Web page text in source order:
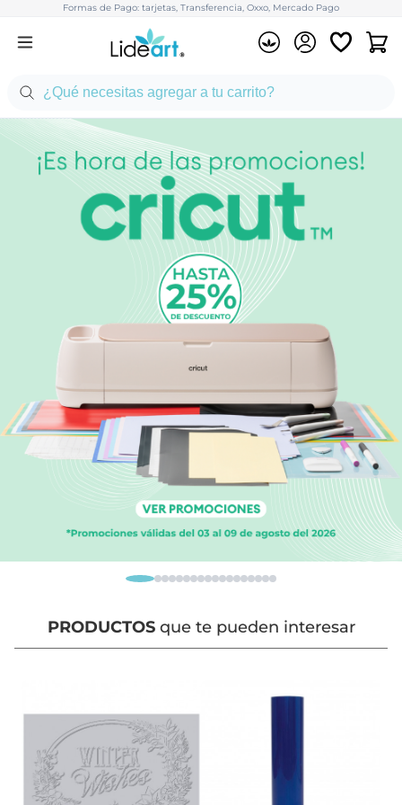
Formas de Pago: tarjetas, Transferencia, Oxxo, Mercado Pago
PRODUCTOSque te pueden interesar